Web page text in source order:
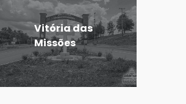
Vitória das
Missões